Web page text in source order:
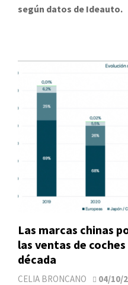
según datos de Ideauto.
Las marcas chinas
las ventas de
década
CELIA BRONCANO 04/10/